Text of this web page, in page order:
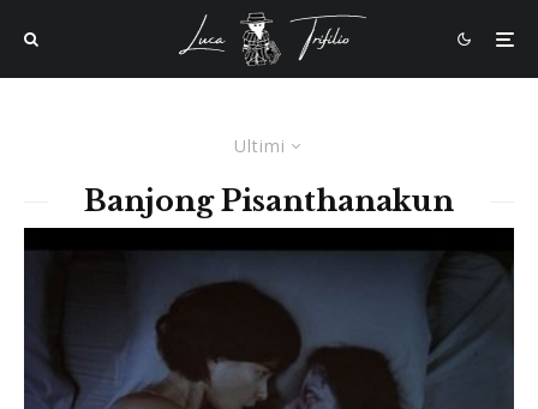
Ultimi
Banjong Pisanthanakun